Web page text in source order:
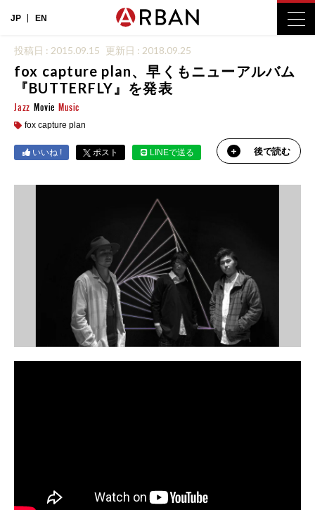
JP EN
投稿日 : 2015.09.15 更新日 : 2018.09.25
fox capture plan、早くもニューアルバム
『BUTTERFLY』を発表
Jazz Movie Music
fox capture plan
いいね ! ポスト LINEで送る 後で読む